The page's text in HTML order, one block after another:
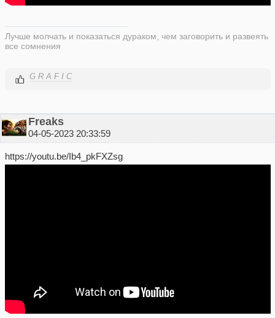
Лучше молчать и показаться дураком, чем заговорить и развеять
все сомнения
G R A F I C
Freaks
04-05-2023 20:33:59
https://youtu.be/Ib4_pkFXZsg